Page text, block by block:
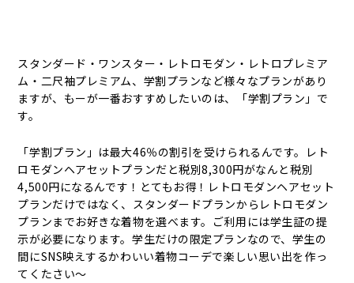
スタンダード・ワンスター・レトロモダン・レトロプレミア
ム・二尺袖プレミアム、学割プランなど様々なプランがあり
ますが、もーが一番おすすめしたいのは、「学割プラン」で
す。
「学割プラン」は最大46％の割引を受けられるんです。レト
ロモダンヘアセットプランだと税別8,300円がなんと税別
4,500円になるんです！とてもお得！レトロモダンヘアセット
プランだけではなく、スタンダードプランからレトロモダン
プランまでお好きな着物を選べます。ご利用には学生証の提
示が必要になります。学生だけの限定プランなので、学生の
間にSNS映えするかわいい着物コーデで楽しい思い出を作っ
てくたさい～